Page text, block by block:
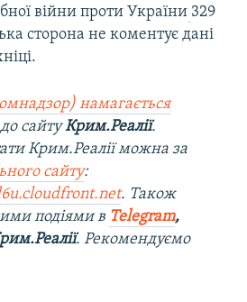
війни проти України 329
сторона не коментує дані
намагається
сайтуКрим.Реалії.
Крим.Реалії можна за
сайту:
. Також
подіями в Telegram,
. Рекомендуємо